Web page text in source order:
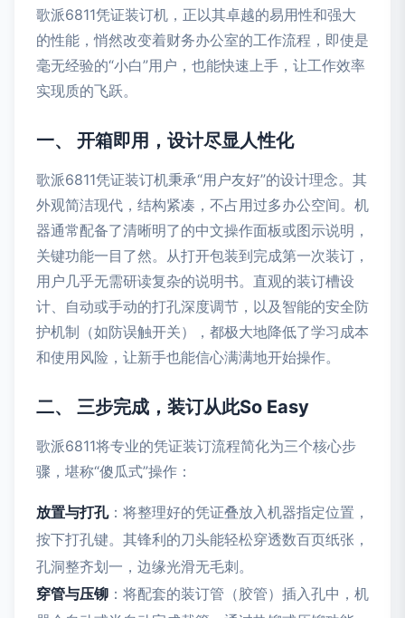
歌派6811凭证装订机，正以其卓越的易用性和强大
的性能，悄然改变着财务办公室的工作流程，即使是
毫无经验的“小白”用户，也能快速上手，让工作效率
实现质的飞跃。
一、 开箱即用，设计尽显人性化
歌派6811凭证装订机秉承“用户友好”的设计理念。其
外观简洁现代，结构紧凑，不占用过多办公空间。机
器通常配备了清晰明了的中文操作面板或图示说明，
关键功能一目了然。从打开包装到完成第一次装订，
用户几乎无需研读复杂的说明书。直观的装订槽设
计、自动或手动的打孔深度调节，以及智能的安全防
护机制（如防误触开关），都极大地降低了学习成本
和使用风险，让新手也能信心满满地开始操作。
二、 三步完成，装订从此So Easy
歌派6811将专业的凭证装订流程简化为三个核心步
骤，堪称“傻瓜式”操作：
放置与打孔：将整理好的凭证叠放入机器指定位置，
按下打孔键。其锋利的刀头能轻松穿透数百页纸张，
孔洞整齐划一，边缘光滑无毛刺。
穿管与压铆 ：将配套的装订管（胶管）插入孔中，机